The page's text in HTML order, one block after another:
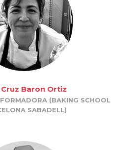
Baron Ortiz
(BAKING SCHOOL
SABADELL)